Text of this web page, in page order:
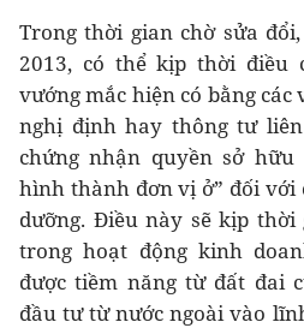
Trong thời gian chờ sửa
2013, có thể kịp thời điều
vướng mắc hiện có bằng
nghị định hay thông tư
chứng nhận quyền sở
hình thành đơn vị ở” đối với
dưỡng. Điều này sẽ kịp
trong hoạt động kinh
được tiềm năng từ đất đai
đầu tư từ nước ngoài vào